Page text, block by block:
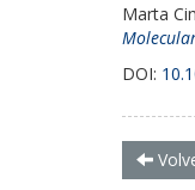
Marta
DOI: